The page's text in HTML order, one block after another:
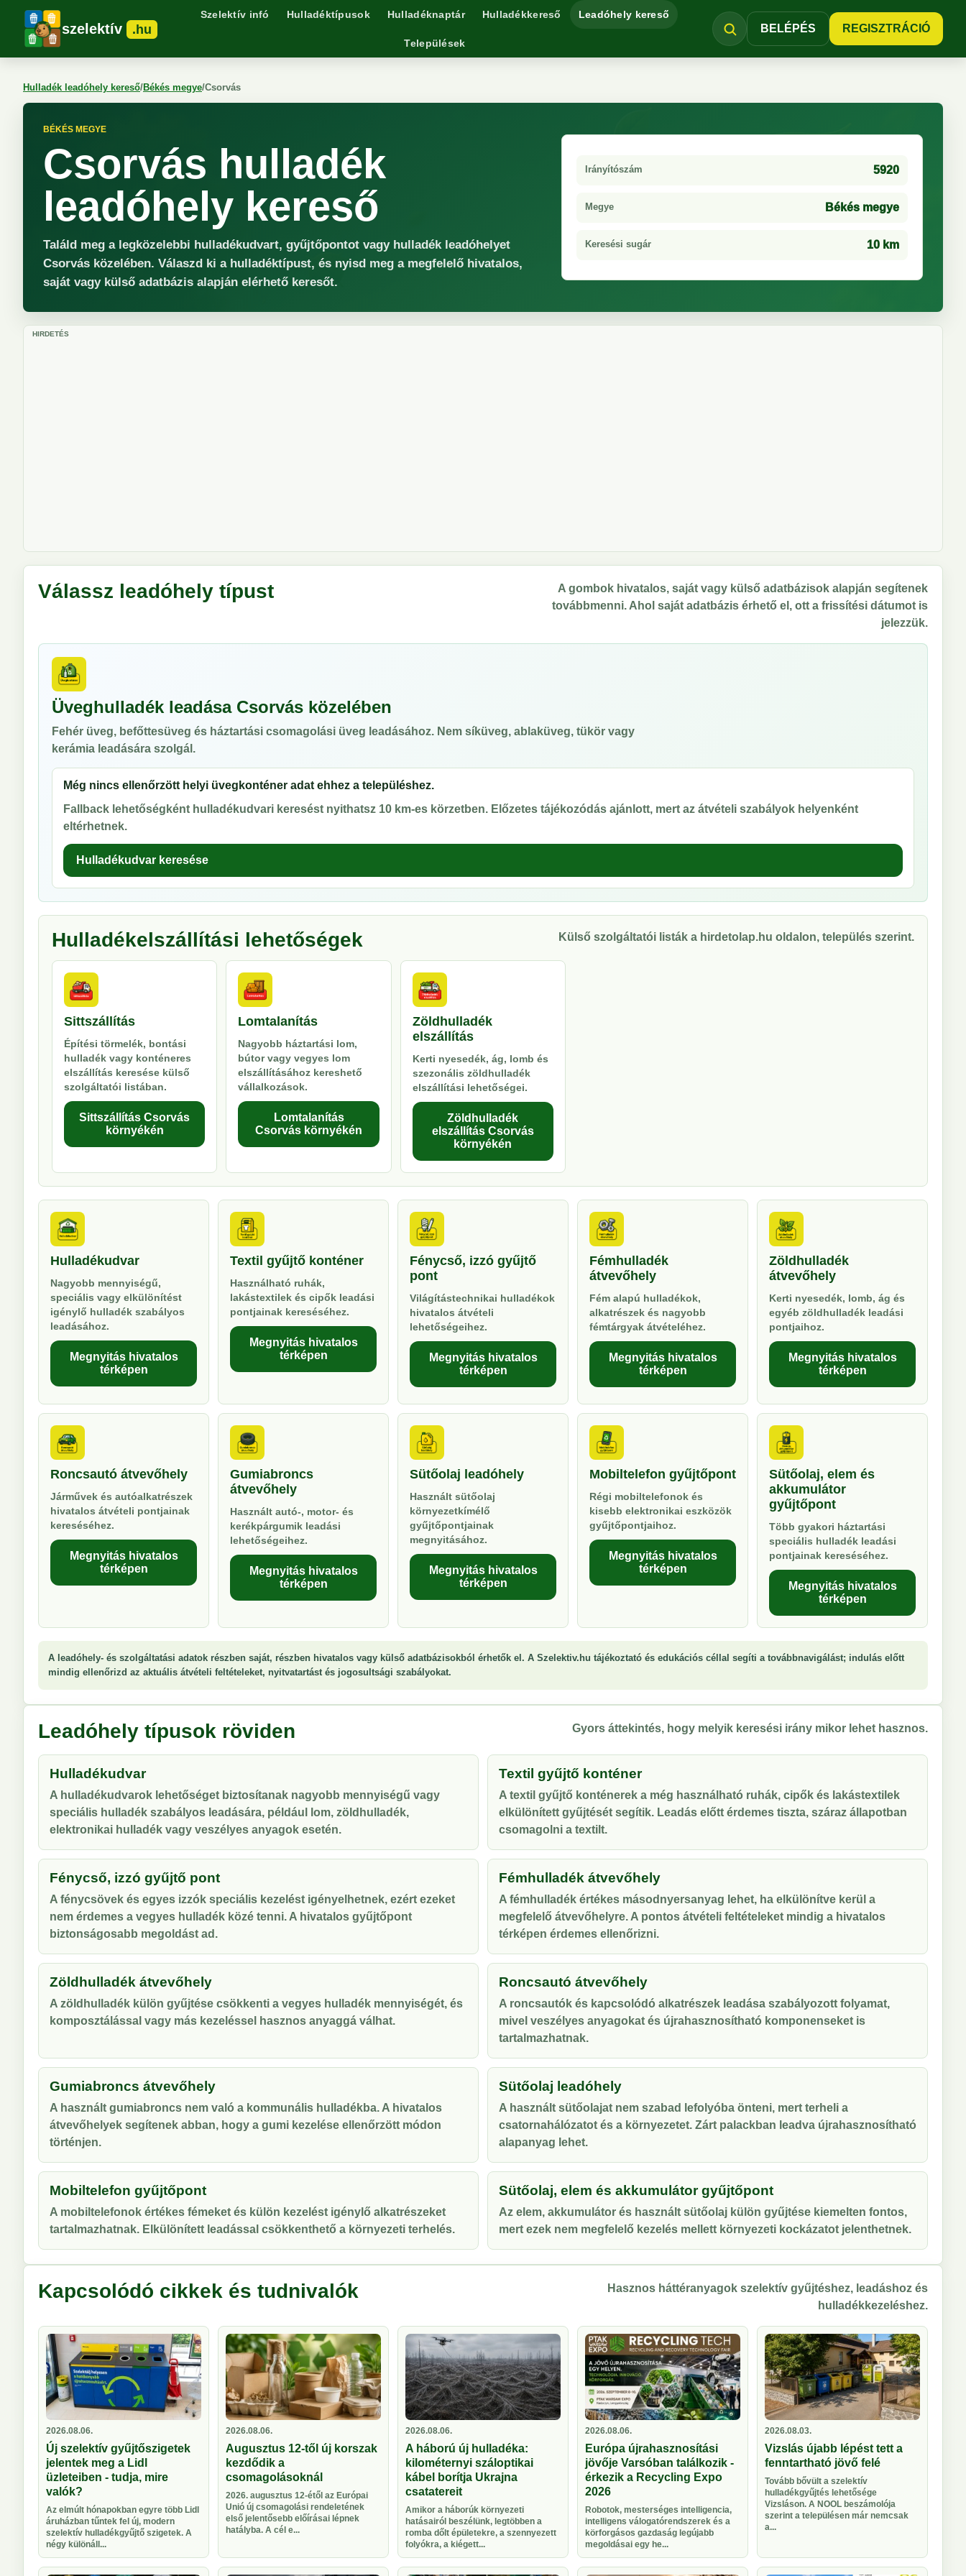
szelektív .hu
Szelektív infó Hulladéktípusok Hulladéknaptár Hulladékkereső Leadóhely kereső
Települések
BELÉPÉS REGISZTRÁCIÓ
Hulladék leadóhely kereső/Békés megye/Csorvás
BÉKÉS MEGYE
Csorvás hulladék
leadóhely kereső
Találd meg a legközelebbi hulladékudvart, gyűjtőpontot vagy hulladék leadóhelyet
Csorvás közelében. Válaszd ki a hulladéktípust, és nyisd meg a megfelelő hivatalos,
saját vagy külső adatbázis alapján elérhető keresőt.
Irányítószám 5920
Megye Békés megye
Keresési sugár 10 km
HIRDETÉS
Válassz leadóhely típust
A gombok hivatalos, saját vagy külső adatbázisok alapján segítenek
továbbmenni. Ahol saját adatbázis érhető el, ott a frissítési dátumot is
jelezzük.
Üveghulladék leadása Csorvás közelében
Fehér üveg, befőttesüveg és háztartási csomagolási üveg leadásához. Nem síküveg, ablaküveg, tükör vagy
kerámia leadására szolgál.
Még nincs ellenőrzött helyi üvegkonténer adat ehhez a településhez.
Fallback lehetőségként hulladékudvari keresést nyithatsz 10 km-es körzetben. Előzetes tájékozódás ajánlott, mert az átvételi szabályok helyenként
eltérhetnek.
Hulladékudvar keresése
Hulladékelszállítási lehetőségek Külső szolgáltatói listák a hirdetolap.hu oldalon, település szerint.
Sittszállítás
Építési törmelék, bontási
hulladék vagy konténeres
elszállítás keresése külső
szolgáltatói listában.
Sittszállítás Csorvás
környékén
Lomtalanítás
Nagyobb háztartási lom,
bútor vagy vegyes lom
elszállításához kereshető
vállalkozások.
Lomtalanítás
Csorvás környékén
Zöldhulladék
elszállítás
Kerti nyesedék, ág, lomb és
szezonális zöldhulladék
elszállítási lehetőségei.
Zöldhulladék
elszállítás Csorvás
környékén
Hulladékudvar
Nagyobb mennyiségű,
speciális vagy elkülönítést
igénylő hulladék szabályos
leadásához.
Megnyitás hivatalos
térképen
Textil gyűjtő konténer
Használható ruhák,
lakástextilek és cipők leadási
pontjainak kereséséhez.
Megnyitás hivatalos
térképen
Fénycső, izzó gyűjtő
pont
Világítástechnikai hulladékok
hivatalos átvételi
lehetőségeihez.
Megnyitás hivatalos
térképen
Fémhulladék
átvevőhely
Fém alapú hulladékok,
alkatrészek és nagyobb
fémtárgyak átvételéhez.
Megnyitás hivatalos
térképen
Zöldhulladék
átvevőhely
Kerti nyesedék, lomb, ág és
egyéb zöldhulladék leadási
pontjaihoz.
Megnyitás hivatalos
térképen
Roncsautó átvevőhely
Járművek és autóalkatrészek
hivatalos átvételi pontjainak
kereséséhez.
Megnyitás hivatalos
térképen
Gumiabroncs
átvevőhely
Használt autó-, motor- és
kerékpárgumik leadási
lehetőségeihez.
Megnyitás hivatalos
térképen
Sütőolaj leadóhely
Használt sütőolaj
környezetkímélő
gyűjtőpontjainak
megnyitásához.
Megnyitás hivatalos
térképen
Mobiltelefon gyűjtőpont
Régi mobiltelefonok és
kisebb elektronikai eszközök
gyűjtőpontjaihoz.
Megnyitás hivatalos
térképen
Sütőolaj, elem és
akkumulátor
gyűjtőpont
Több gyakori háztartási
speciális hulladék leadási
pontjainak kereséséhez.
Megnyitás hivatalos
térképen
A leadóhely- és szolgáltatási adatok részben saját, részben hivatalos vagy külső adatbázisokból érhetők el. A Szelektiv.hu tájékoztató és edukációs céllal segíti a továbbnavigálást; indulás előtt
mindig ellenőrizd az aktuális átvételi feltételeket, nyitvatartást és jogosultsági szabályokat.
Leadóhely típusok röviden Gyors áttekintés, hogy melyik keresési irány mikor lehet hasznos.
Hulladékudvar
A hulladékudvarok lehetőséget biztosítanak nagyobb mennyiségű vagy
speciális hulladék szabályos leadására, például lom, zöldhulladék,
elektronikai hulladék vagy veszélyes anyagok esetén.
Textil gyűjtő konténer
A textil gyűjtő konténerek a még használható ruhák, cipők és lakástextilek
elkülönített gyűjtését segítik. Leadás előtt érdemes tiszta, száraz állapotban
csomagolni a textilt.
Fénycső, izzó gyűjtő pont
A fénycsövek és egyes izzók speciális kezelést igényelhetnek, ezért ezeket
nem érdemes a vegyes hulladék közé tenni. A hivatalos gyűjtőpont
biztonságosabb megoldást ad.
Fémhulladék átvevőhely
A fémhulladék értékes másodnyersanyag lehet, ha elkülönítve kerül a
megfelelő átvevőhelyre. A pontos átvételi feltételeket mindig a hivatalos
térképen érdemes ellenőrizni.
Zöldhulladék átvevőhely
A zöldhulladék külön gyűjtése csökkenti a vegyes hulladék mennyiségét, és
komposztálással vagy más kezeléssel hasznos anyaggá válhat.
Roncsautó átvevőhely
A roncsautók és kapcsolódó alkatrészek leadása szabályozott folyamat,
mivel veszélyes anyagokat és újrahasznosítható komponenseket is
tartalmazhatnak.
Gumiabroncs átvevőhely
A használt gumiabroncs nem való a kommunális hulladékba. A hivatalos
átvevőhelyek segítenek abban, hogy a gumi kezelése ellenőrzött módon
történjen.
Sütőolaj leadóhely
A használt sütőolajat nem szabad lefolyóba önteni, mert terheli a
csatornahálózatot és a környezetet. Zárt palackban leadva újrahasznosítható
alapanyag lehet.
Mobiltelefon gyűjtőpont
A mobiltelefonok értékes fémeket és külön kezelést igénylő alkatrészeket
tartalmazhatnak. Elkülönített leadással csökkenthető a környezeti terhelés.
Sütőolaj, elem és akkumulátor gyűjtőpont
Az elem, akkumulátor és használt sütőolaj külön gyűjtése kiemelten fontos,
mert ezek nem megfelelő kezelés mellett környezeti kockázatot jelenthetnek.
Kapcsolódó cikkek és tudnivalók
Hasznos háttéranyagok szelektív gyűjtéshez, leadáshoz és
hulladékkezeléshez.
2026.08.06.
Új szelektív gyűjtőszigetek
jelentek meg a Lidl
üzleteiben - tudja, mire
valók?
Az elmúlt hónapokban egyre több Lidl
áruházban tűntek fel új, modern
szelektív hulladékgyűjtő szigetek. A
négy különáll...
2026.08.06.
Augusztus 12-től új korszak
kezdődik a
csomagolásoknál
2026. augusztus 12-étől az Európai
Unió új csomagolási rendeletének
első jelentősebb előírásai lépnek
hatályba. A cél e...
2026.08.06.
A háború új hulladéka:
kilométernyi száloptikai
kábel borítja Ukrajna
csatatereit
Amikor a háborúk környezeti
hatásairól beszélünk, legtöbben a
romba dőlt épületekre, a szennyezett
folyókra, a kiégett...
2026.08.06.
Európa újrahasznosítási
jövője Varsóban találkozik -
érkezik a Recycling Expo
2026
Robotok, mesterséges intelligencia,
intelligens válogatórendszerek és a
körforgásos gazdaság legújabb
megoldásai egy he...
2026.08.03.
Vizslás újabb lépést tett a
fenntartható jövő felé
Tovább bővült a szelektív
hulladékgyűjtés lehetősége
Vizsláson. A NOOL beszámolója
szerint a településen már nemcsak
a...